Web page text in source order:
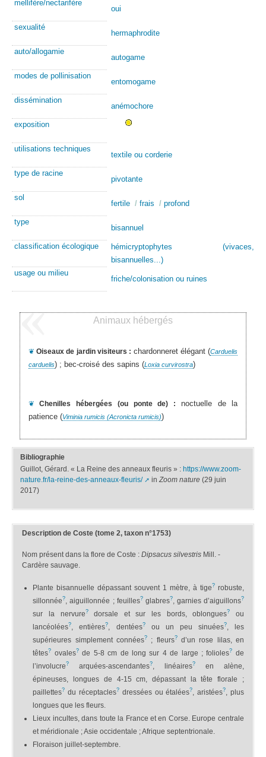
mellifère/nectarifère
oui
sexualité
hermaphrodite
auto/allogamie
autogame
modes de pollinisation
entomogame
dissémination
anémochore
exposition
utilisations techniques
textile ou corderie
type de racine
pivotante
sol
fertile / frais / profond
type
bisannuel
classification écologique
hémicryptophytes (vivaces,
bisannuelles...)
usage ou milieu
friche/colonisation ou ruines
Animaux hébergés
❦Oiseaux de jardin visiteurs : chardonneret élégant (Carduelis
carduelis) ; bec-croisé des sapins (Loxia curvirostra)
❦Chenilles hébergées (ou ponte de) : noctuelle de la
patience (Viminia rumicis (Acronicta rumicis))
Bibliographie
Guillot, Gérard. « La Reine des anneaux fleuris » : https://www.zoom-
nature.fr/la-reine-des-anneaux-fleuris/
inZoom nature (29 juin
2017)
Description de Coste (tome 2, taxon n°1753)
Nom présent dans la flore de Coste :Dipsacus silvestris Mill. -
Cardère sauvage.
Plante bisannuelle dépassant souvent 1 mètre, à tige? robuste,
sillonnée?, aiguillonnée ; feuilles? glabres?, garnies d’aiguillons?
sur la nervure? dorsale et sur les bords, oblongues?
ou
lancéolées?, entières?, dentées? ou un peu sinuées?, les
supérieures simplement connées? ; fleurs?
d’un rose lilas, en
têtes? ovales? de 5-8 cm de long sur 4 de large ; folioles? de
l’involucre? arquées-ascendantes?, linéaires?
en alène,
épineuses, longues de 4-15 cm, dépassant la tête florale ;
paillettes? du réceptacles? dressées ou étalées?, aristées?, plus
longues que les fleurs.
Lieux incultes, dans toute la France et en Corse. Europe centrale
et méridionale ; Asie occidentale ; Afrique septentrionale.
Floraison juillet-septembre.